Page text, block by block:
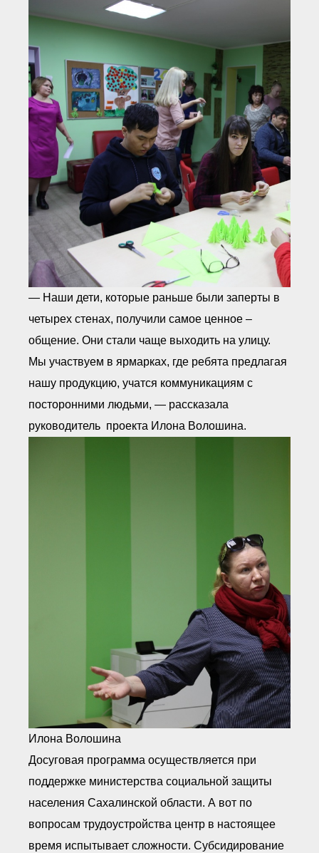
— Наши дети, которые раньше были заперты в
четырех стенах, получили самое ценное –
общение. Они стали чаще выходить на улицу.
Мы участвуем в ярмарках, где ребята предлагая
нашу продукцию, учатся коммуникациям с
посторонними людьми, — рассказала
руководитель проекта Илона Волошина.
Илона Волошина
Досуговая программа осуществляется при
поддержке министерства социальной защиты
населения Сахалинской области. А вот по
вопросам трудоустройства центр в настоящее
время испытывает сложности. Субсидирование